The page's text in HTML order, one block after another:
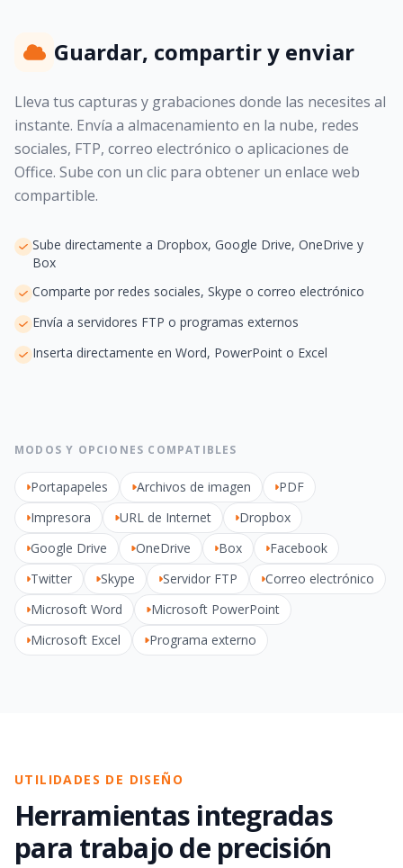
Guardar, compartir y enviar
Lleva tus capturas y grabaciones donde las necesites al
instante. Envía a almacenamiento en la nube, redes
sociales, FTP, correo electrónico o aplicaciones de
Office. Sube con un clic para obtener un enlace web
compartible.
Sube directamente a Dropbox, Google Drive, OneDrive y
Box
Comparte por redes sociales, Skype o correo electrónico
Envía a servidores FTP o programas externos
Inserta directamente en Word, PowerPoint o Excel
MODOS Y OPCIONES COMPATIBLES
Portapapeles Archivos de imagen
PDF
Impresora
URL de Internet
Dropbox
Google Drive
OneDrive Box
Facebook
Twitter
Skype Servidor FTP
Correo electrónico
Microsoft Word
Microsoft PowerPoint
Microsoft Excel
Programa externo
UTILIDADES DE DISEÑO
Herramientas integradas
para trabajo de precisión